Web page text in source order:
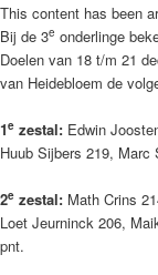
This content has been
Bij de 3e onderlinge
Doelen van 18 t/m 21
van Heidebloem de
1e zestal: Edwin
Huub Sijbers 219,
2e zestal: Math Crins
Loet Jeurninck 206,
pnt.